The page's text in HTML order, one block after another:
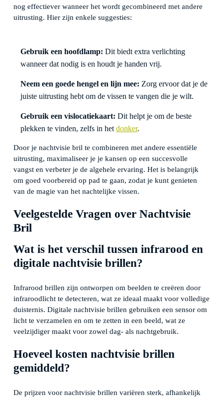
nog effectiever wanneer het wordt gecombineerd met andere
uitrusting. Hier zijn enkele suggesties:
Gebruik een hoofdlamp: Dit biedt extra verlichting
wanneer dat nodig is en houdt je handen vrij.
Neem een goede hengel en lijn mee: Zorg ervoor dat je de
juiste uitrusting hebt om de vissen te vangen die je wilt.
Gebruik een vislocatiekaart: Dit helpt je om de beste
plekken te vinden, zelfs in het donker.
Door je nachtvisie bril te combineren met andere essentiële
uitrusting, maximaliseer je je kansen op een succesvolle
vangst en verbeter je de algehele ervaring. Het is belangrijk
om goed voorbereid op pad te gaan, zodat je kunt genieten
van de magie van het nachtelijke vissen.
Veelgestelde Vragen over Nachtvisie
Bril
Wat is het verschil tussen infrarood en
digitale nachtvisie brillen?
Infrarood brillen zijn ontworpen om beelden te creëren door
infraroodlicht te detecteren, wat ze ideaal maakt voor volledige
duisternis. Digitale nachtvisie brillen gebruiken een sensor om
licht te verzamelen en om te zetten in een beeld, wat ze
veelzijdiger maakt voor zowel dag- als nachtgebruik.
Hoeveel kosten nachtvisie brillen
gemiddeld?
De prijzen voor nachtvisie brillen variëren sterk, afhankelijk